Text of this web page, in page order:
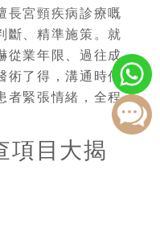
長宮頸疾病診療嘅
斷、精準施策。就
從業年限、過往成
術了得，溝通時仲
者緊張情緒，全程
項目大揭